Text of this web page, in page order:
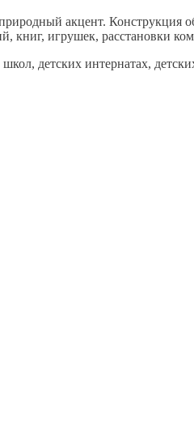
акцент. Конструкция
книг, игрушек, расстановки
детских интернатах,